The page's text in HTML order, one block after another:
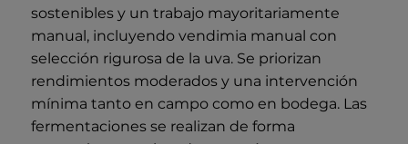
sostenibles y un trabajo mayoritariamente
manual, incluyendo vendimia manual con
selección rigurosa de la uva. Se priorizan
rendimientos moderados y una intervención
mínima tanto en campo como en bodega. Las
fermentaciones se realizan de forma